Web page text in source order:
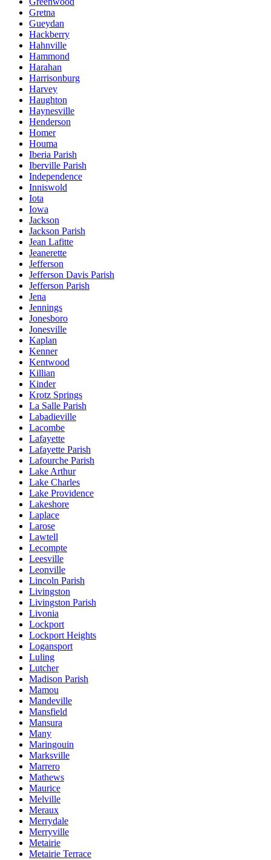
Gretna
Gueydan
Hackberry
Hahnville
Hammond
Harahan
Harrisonburg
Harvey
Haughton
Haynesville
Henderson
Homer
Houma
Iberia Parish
Iberville Parish
Independence
Inniswold
Iota
Iowa
Jackson
Jackson Parish
Jean Lafitte
Jeanerette
Jefferson
Jefferson Davis Parish
Jefferson Parish
Jena
Jennings
Jonesboro
Jonesville
Kaplan
Kenner
Kentwood
Killian
Kinder
Krotz Springs
La Salle Parish
Labadieville
Lacombe
Lafayette
Lafayette Parish
Lafourche Parish
Lake Arthur
Lake Charles
Lake Providence
Lakeshore
Laplace
Larose
Lawtell
Lecompte
Leesville
Leonville
Lincoln Parish
Livingston
Livingston Parish
Livonia
Lockport
Lockport Heights
Logansport
Luling
Lutcher
Madison Parish
Mamou
Mandeville
Mansfield
Mansura
Many
Maringouin
Marksville
Marrero
Mathews
Maurice
Melville
Meraux
Merrydale
Merryville
Metairie
Metairie Terrace